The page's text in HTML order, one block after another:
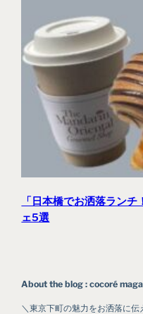
「日本橋でお洒落ラン
ェ5選
About the blog : cocoré
＼東京下町の魅力をお洒落に伝